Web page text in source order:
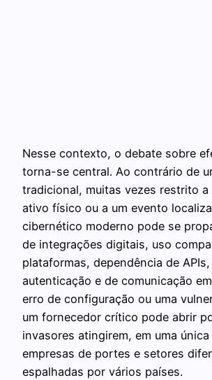
Nesse contexto, o debate sobre
torna-se central. Ao contrário de
tradicional, muitas vezes restrito a
ativo físico ou a um evento
cibernético moderno pode se
de integrações digitais, uso
plataformas, dependência de
autenticação e de comunicação
erro de configuração ou uma
um fornecedor crítico pode abrir
invasores atingirem, em uma
empresas de portes e setores
espalhadas por vários países.